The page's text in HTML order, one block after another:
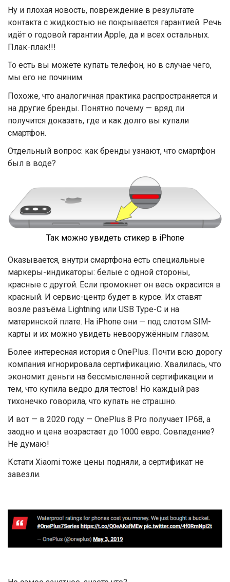
Ну и плохая новость, повреждение в результате
контакта с жидкостью не покрывается гарантией. Речь
идёт о годовой гарантии Apple, да и всех остальных.
Плак-плак!!!
То есть вы можете купать телефон, но в случае чего,
мы его не починим.
Похоже, что аналогичная практика распространяется и
на другие бренды. Понятно почему — вряд ли
получится доказать, где и как долго вы купали
смартфон.
Отдельный вопрос: как бренды узнают, что смартфон
был в воде?
Так можно увидеть стикер в iPhone
Оказывается, внутри смартфона есть специальные
маркеры-индикаторы: белые с одной стороны,
красные с другой. Если промокнет он весь окрасится в
красный. И сервис-центр будет в курсе. Их ставят
возле разъёма Lightning или USB Type-C и на
материнской плате. На iPhone они — под слотом SIM-
карты и их можно увидеть невооружённым глазом.
Более интересная история с OnePlus. Почти всю дорогу
компания игнорировала сертификацию. Хвалилась, что
экономит деньги на бессмысленной сертификации и
тем, что купила ведро для тестов! Но каждый раз
тихонечко говорила, что купать не страшно.
И вот — в 2020 году — OnePlus 8 Pro получает IP68, а
заодно и цена возрастает до 1000 евро. Совпадение?
Не думаю!
Кстати Xiaomi тоже цены подняли, а сертификат не
завезли.